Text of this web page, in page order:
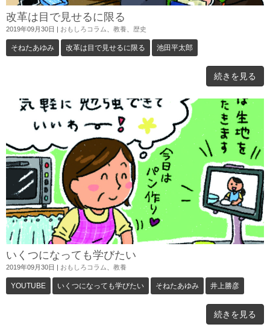
改革は目で見せるに限る
2019年09月30日 | おもしろコラム 教養 歴史
そねたあゆみ 改革は目で見せるに限る 池田平太郎
続きを見る
いくつになっても学びたい
2019年09月30日 | おもしろコラム 教養
YOUTUBE いくつになっても学びたい そねたあゆみ 井上勝彦
続きを見る